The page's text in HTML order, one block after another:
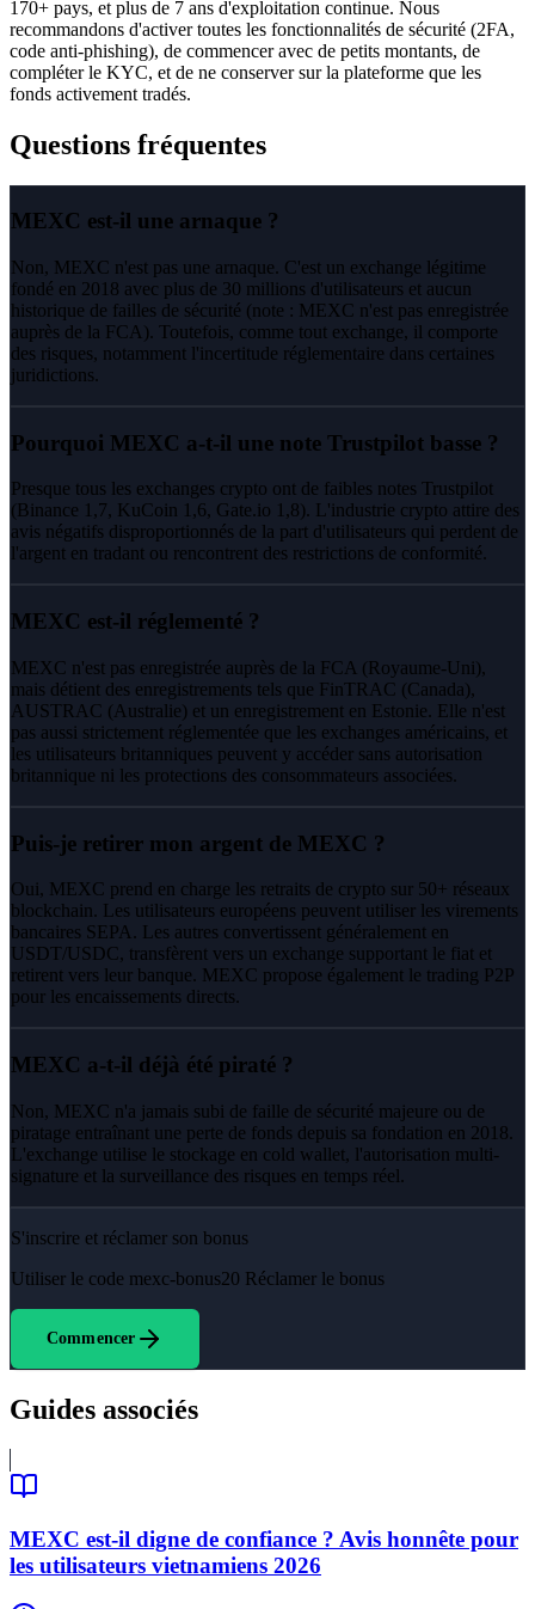
170+ pays, et plus de 7 ans d'exploitation continue. Nous
recommandons d'activer toutes les fonctionnalités de sécurité (2FA,
code anti-phishing), de commencer avec de petits montants, de
compléter le KYC, et de ne conserver sur la plateforme que les
fonds activement tradés.
Questions fréquentes
MEXC est-il une arnaque ?
Non, MEXC n'est pas une arnaque. C'est un exchange légitime
fondé en 2018 avec plus de 30 millions d'utilisateurs et aucun
historique de failles de sécurité (note : MEXC n'est pas enregistrée
auprès de la FCA). Toutefois, comme tout exchange, il comporte
des risques, notamment l'incertitude réglementaire dans certaines
juridictions.
Pourquoi MEXC a-t-il une note Trustpilot basse ?
Presque tous les exchanges crypto ont de faibles notes Trustpilot
(Binance 1,7, KuCoin 1,6, Gate.io 1,8). L'industrie crypto attire des
avis négatifs disproportionnés de la part d'utilisateurs qui perdent de
l'argent en tradant ou rencontrent des restrictions de conformité.
MEXC est-il réglementé ?
MEXC n'est pas enregistrée auprès de la FCA (Royaume-Uni),
mais détient des enregistrements tels que FinTRAC (Canada),
AUSTRAC (Australie) et un enregistrement en Estonie. Elle n'est
pas aussi strictement réglementée que les exchanges américains, et
les utilisateurs britanniques peuvent y accéder sans autorisation
britannique ni les protections des consommateurs associées.
Puis-je retirer mon argent de MEXC ?
Oui, MEXC prend en charge les retraits de crypto sur 50+ réseaux
blockchain. Les utilisateurs européens peuvent utiliser les virements
bancaires SEPA. Les autres convertissent généralement en
USDT/USDC, transfèrent vers un exchange supportant le fiat et
retirent vers leur banque. MEXC propose également le trading P2P
pour les encaissements directs.
MEXC a-t-il déjà été piraté ?
Non, MEXC n'a jamais subi de faille de sécurité majeure ou de
piratage entraînant une perte de fonds depuis sa fondation en 2018.
L'exchange utilise le stockage en cold wallet, l'autorisation multi-
signature et la surveillance des risques en temps réel.
S'inscrire et réclamer son bonus
Utiliser le code mexc-bonus20 Réclamer le bonus
Commencer
Guides associés
MEXC est-il digne de confiance ? Avis honnête pour
les utilisateurs vietnamiens 2026